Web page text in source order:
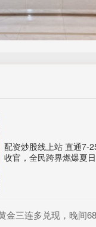
配资炒股线上站 直通7-
收官，全民跨界燃爆夏日
金三连多兑现，晚间